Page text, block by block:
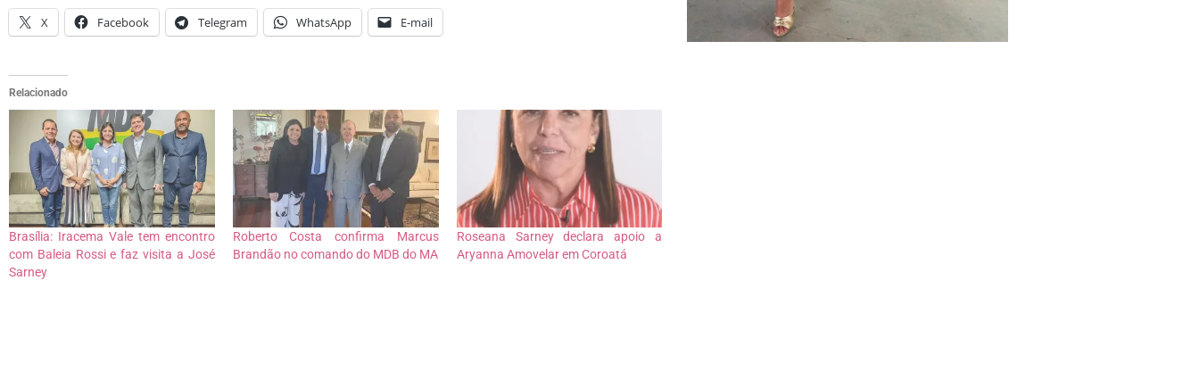
X Facebook Telegram WhatsApp E-mail
Relacionado
Brasília: Iracema Vale tem encontro
com Baleia Rossi e faz visita a José
Sarney
Roberto Costa confirma Marcus
Brandão no comando do MDB do MA
Roseana Sarney declara apoio a
Aryanna Amovelar em Coroatá